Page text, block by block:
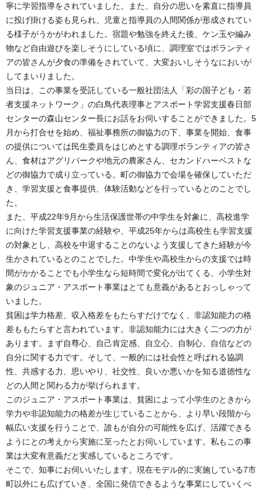
寧に学習指導をされていました。また、自分の思いを素直に指導員
に投げ掛ける姿も見られ、児童と指導員の人間関係が形成されてい
る様子がうかがわれました。宿題や勉強を終えた後、ケン玉や編み
物など自由遊びを楽しそうにしている頃に、調理室ではボランティ
アの皆さんが夕食の準備をされていて、大変おいしそうなにおいが
してまいりました。
当日は、この事業を受託している一般社団法人「彩の国子ども・若
者支援ネットワーク」の白鳥代表理事とアスポート学習支援春日部
センターの森山センター長にお話をお伺いすることができました。5
月から打合せを始め、福祉事務所の御協力の下、事業を開始、食事
の提供については民生委員をはじめとする調理ボランティアの皆さ
ん、食材はアグリパークや地元の農家さん、セカンドハーベストな
どの御協力で成り立っている。町の御協力で会場を確保していただ
き、学習支援と食事提供、体験活動などを行っているとのことでし
た。
また、平成22年9月から生活保護世帯の中学生を対象に、高校進学
に向けた学習支援事業の経験や、平成25年からは高校生も学習支援
の対象とし、高校を中退することのないよう支援してきた経験が今
生かされているとのことでした。中学生や高校生からの支援では時
間がかかることでも小学生なら短時間で変化が出てくる、小学生対
象のジュニア・アスポート事業はとても意義があるとおっしゃって
いました。
貧困は学力格差、収入格差をもたらすだけでなく、非認知能力の格
差ももたらすと言われています。非認知能力には大きく二つの力が
あります。まず自尊心、自己肯定感、自立心、自制心、自信などの
自分に関する力です。そして、一般的には社会性と呼ばれる協調
性、共感する力、思いやり、社交性、良いか悪いかを知る道徳性な
どの人間と関わる力が挙げられます。
このジュニア・アスポート事業は、貧困によって小学生のときから
学力や非認知能力の格差が生じていることから、より早い段階から
幅広い支援を行うことで、誰もが自分の可能性を広げ、活躍できる
ようにとの考えから実施に至ったとお伺いしています。私もこの事
業は大変有意義だと実感しているところです。
そこで、知事にお伺いいたします。現在モデル的に実施している7市
町以外にも広げていき、全国に発信できるような事業にしていくべ